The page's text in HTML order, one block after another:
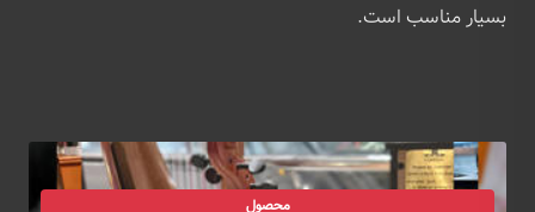
بسیار مناسب است.
محصول